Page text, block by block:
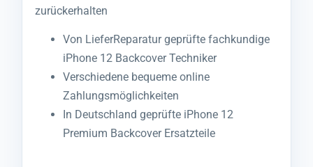
zurückerhalten
Von LieferReparatur geprüfte fachkundige
iPhone 12 Backcover Techniker
Verschiedene bequeme online
Zahlungsmöglichkeiten
In Deutschland geprüfte iPhone 12
Premium Backcover Ersatzteile